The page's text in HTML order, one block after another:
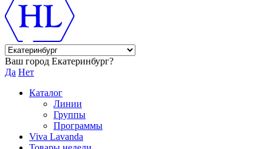
Ваш город Екатеринбург?
Да Нет
Каталог
Линии
Группы
Программы
Viva Lavanda